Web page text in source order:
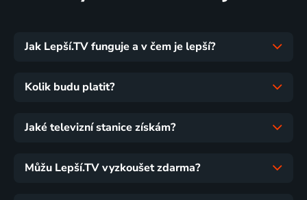
Jak Lepší.TV funguje a v čem je lepší?
Kolik budu platit?
Jaké televizní stanice získám?
Můžu Lepší.TV vyzkoušet zdarma?